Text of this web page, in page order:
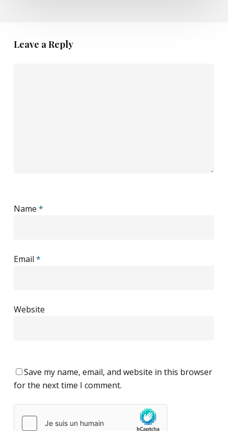
Leave a Reply
Name *
Email *
Website
Save my name, email, and website in this browser
for the next time I comment.